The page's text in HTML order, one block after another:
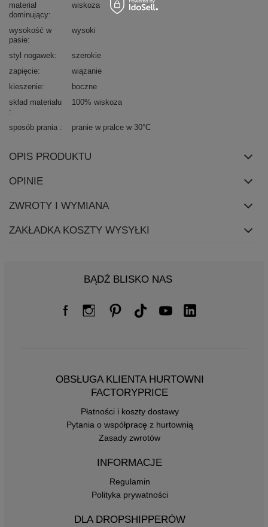
materiał
dominujący
wiskoza
wysokość w
pasie
wysoki
styl nogawek
szerokie
zapięcie
wiązanie
kieszenie
boczne
skład materiału
100% wiskoza
sposób prania pranie w pralce w 30°C
OPIS PRODUKTU
OPINIE
ZWROTY I WYMIANA
ZAKŁADKA KOSZTY WYSYŁKI
BĄDŹ BLISKO NAS
OBSŁUGA KLIENTA HURTOWNI
FACTORYPRICE
Płatności i koszty dostawy
Pytania o współpracę z hurtownią
Zasady zwrotów
INFORMACJE
Regulamin
Polityka prywatności
DLA DROPSHIPPERÓW